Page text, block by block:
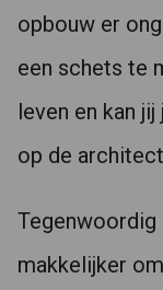
opbouw er
een schets te
leven en kan
op de
makkelijker